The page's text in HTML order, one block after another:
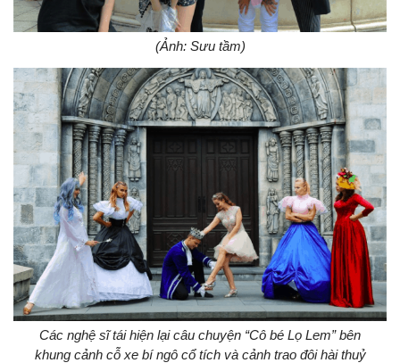
(Ảnh: Sưu tầm)
Các nghệ sĩ tái hiện lại câu chuyện “Cô bé Lọ Lem” bên
khung cảnh cỗ xe bí ngô cổ tích và cảnh trao đôi hài thuỷ